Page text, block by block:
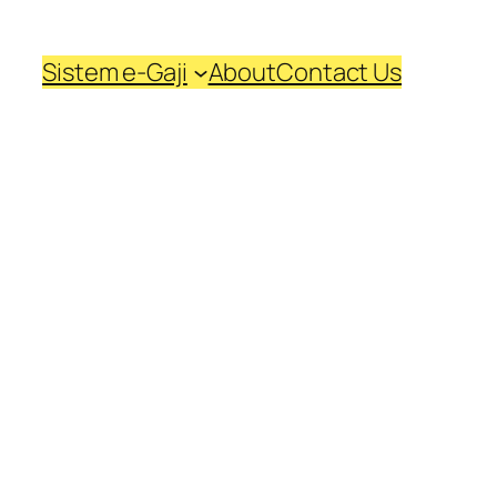
Sistem e-Gaji AboutContact Us